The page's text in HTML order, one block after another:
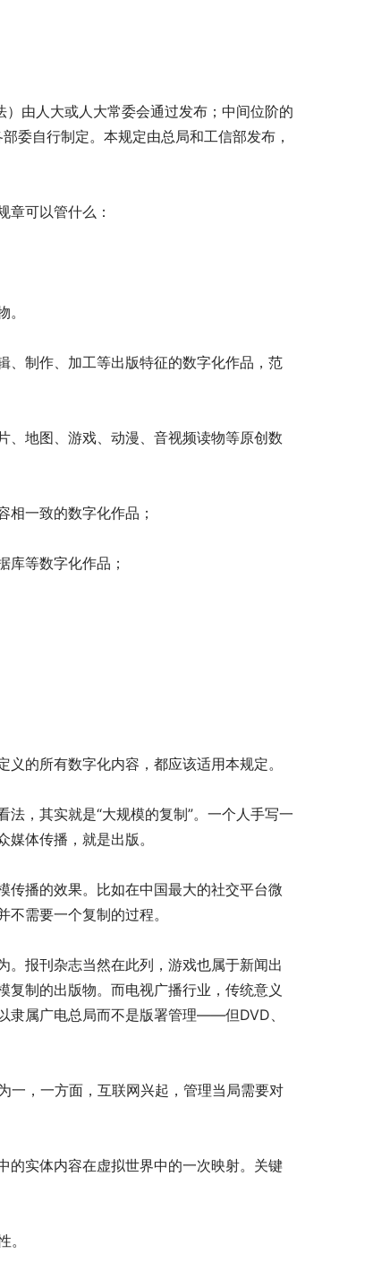
由人大或人大常委会通过发布；中间位阶的
委自行制定。本规定由总局和工信部发布，
可以管什么：
制作、加工等出版特征的数字化作品，范
地图、游戏、动漫、音视频读物等原创数
一致的数字化作品；
等数字化作品；
的所有数字化内容，都应该适用本规定。
，其实就是“大规模的复制”。一个人手写一
体传播，就是出版。
播的效果。比如在中国最大的社交平台微
需要一个复制的过程。
报刊杂志当然在此列，游戏也属于新闻出
制的出版物。而电视广播行业，传统意义
隶属广电总局而不是版署管理——但DVD、
，一方面，互联网兴起，管理当局需要对
实体内容在虚拟世界中的一次映射。关键